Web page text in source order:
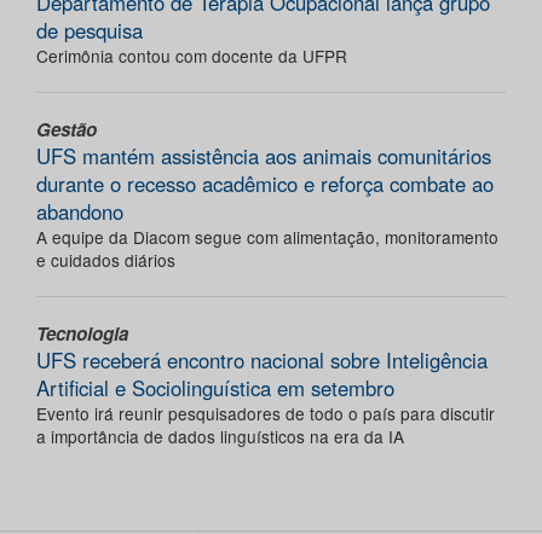
de pesquisa
Cerimônia contou com docente da UFPR
Gestão
UFS mantém assistência aos animais comunitários
durante o recesso acadêmico e reforça combate ao
abandono
A equipe da Diacom segue com alimentação, monitoramento
e cuidados diários
Tecnologia
UFS receberá encontro nacional sobre Inteligência
Artificial e Sociolinguística em setembro
Evento irá reunir pesquisadores de todo o país para discutir
a importância de dados linguísticos na era da IA